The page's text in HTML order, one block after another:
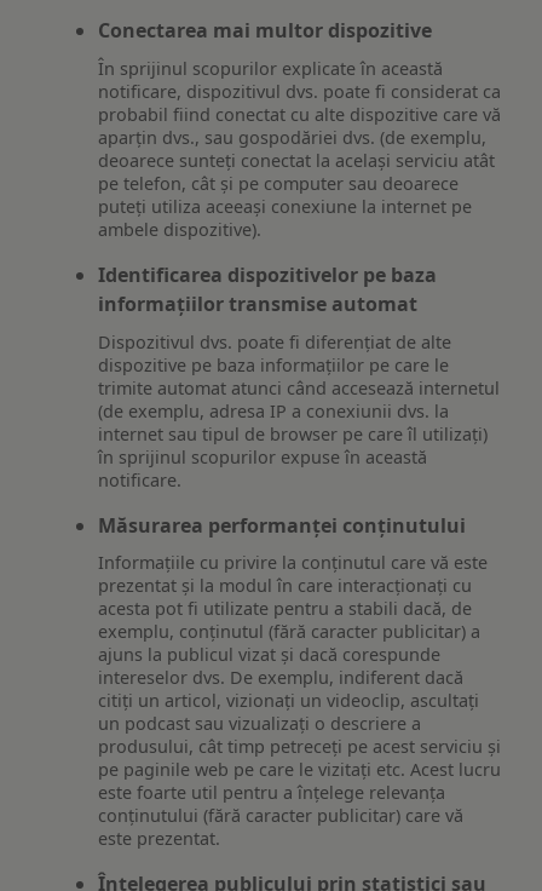
Conectarea mai multor dispozitive
În sprijinul scopurilor explicate în această
notificare, dispozitivul dvs. poate fi considerat ca
probabil fiind conectat cu alte dispozitive care vă
aparțin dvs., sau gospodăriei dvs. (de exemplu,
deoarece sunteți conectat la același serviciu atât
pe telefon, cât și pe computer sau deoarece
puteți utiliza aceeași conexiune la internet pe
ambele dispozitive).
Identificarea dispozitivelor pe baza
informațiilor transmise automat
Dispozitivul dvs. poate fi diferențiat de alte
dispozitive pe baza informațiilor pe care le
trimite automat atunci când accesează internetul
(de exemplu, adresa IP a conexiunii dvs. la
internet sau tipul de browser pe care îl utilizați)
în sprijinul scopurilor expuse în această
notificare.
Măsurarea performanței conținutului
Informațiile cu privire la conținutul care vă este
prezentat și la modul în care interacționați cu
acesta pot fi utilizate pentru a stabili dacă, de
exemplu, conținutul (fără caracter publicitar) a
ajuns la publicul vizat și dacă corespunde
intereselor dvs. De exemplu, indiferent dacă
citiți un articol, vizionați un videoclip, ascultați
un podcast sau vizualizați o descriere a
produsului, cât timp petreceți pe acest serviciu și
pe paginile web pe care le vizitați etc. Acest lucru
este foarte util pentru a înțelege relevanța
conținutului (fără caracter publicitar) care vă
este prezentat.
Înțelegerea publicului prin statistici sau